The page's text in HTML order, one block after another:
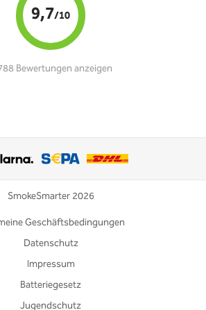
9,7/10
Bewertungen anzeigen
SmokeSmarter 2026
Geschäftsbedingungen
Datenschutz
Impressum
Batteriegesetz
Jugendschutz